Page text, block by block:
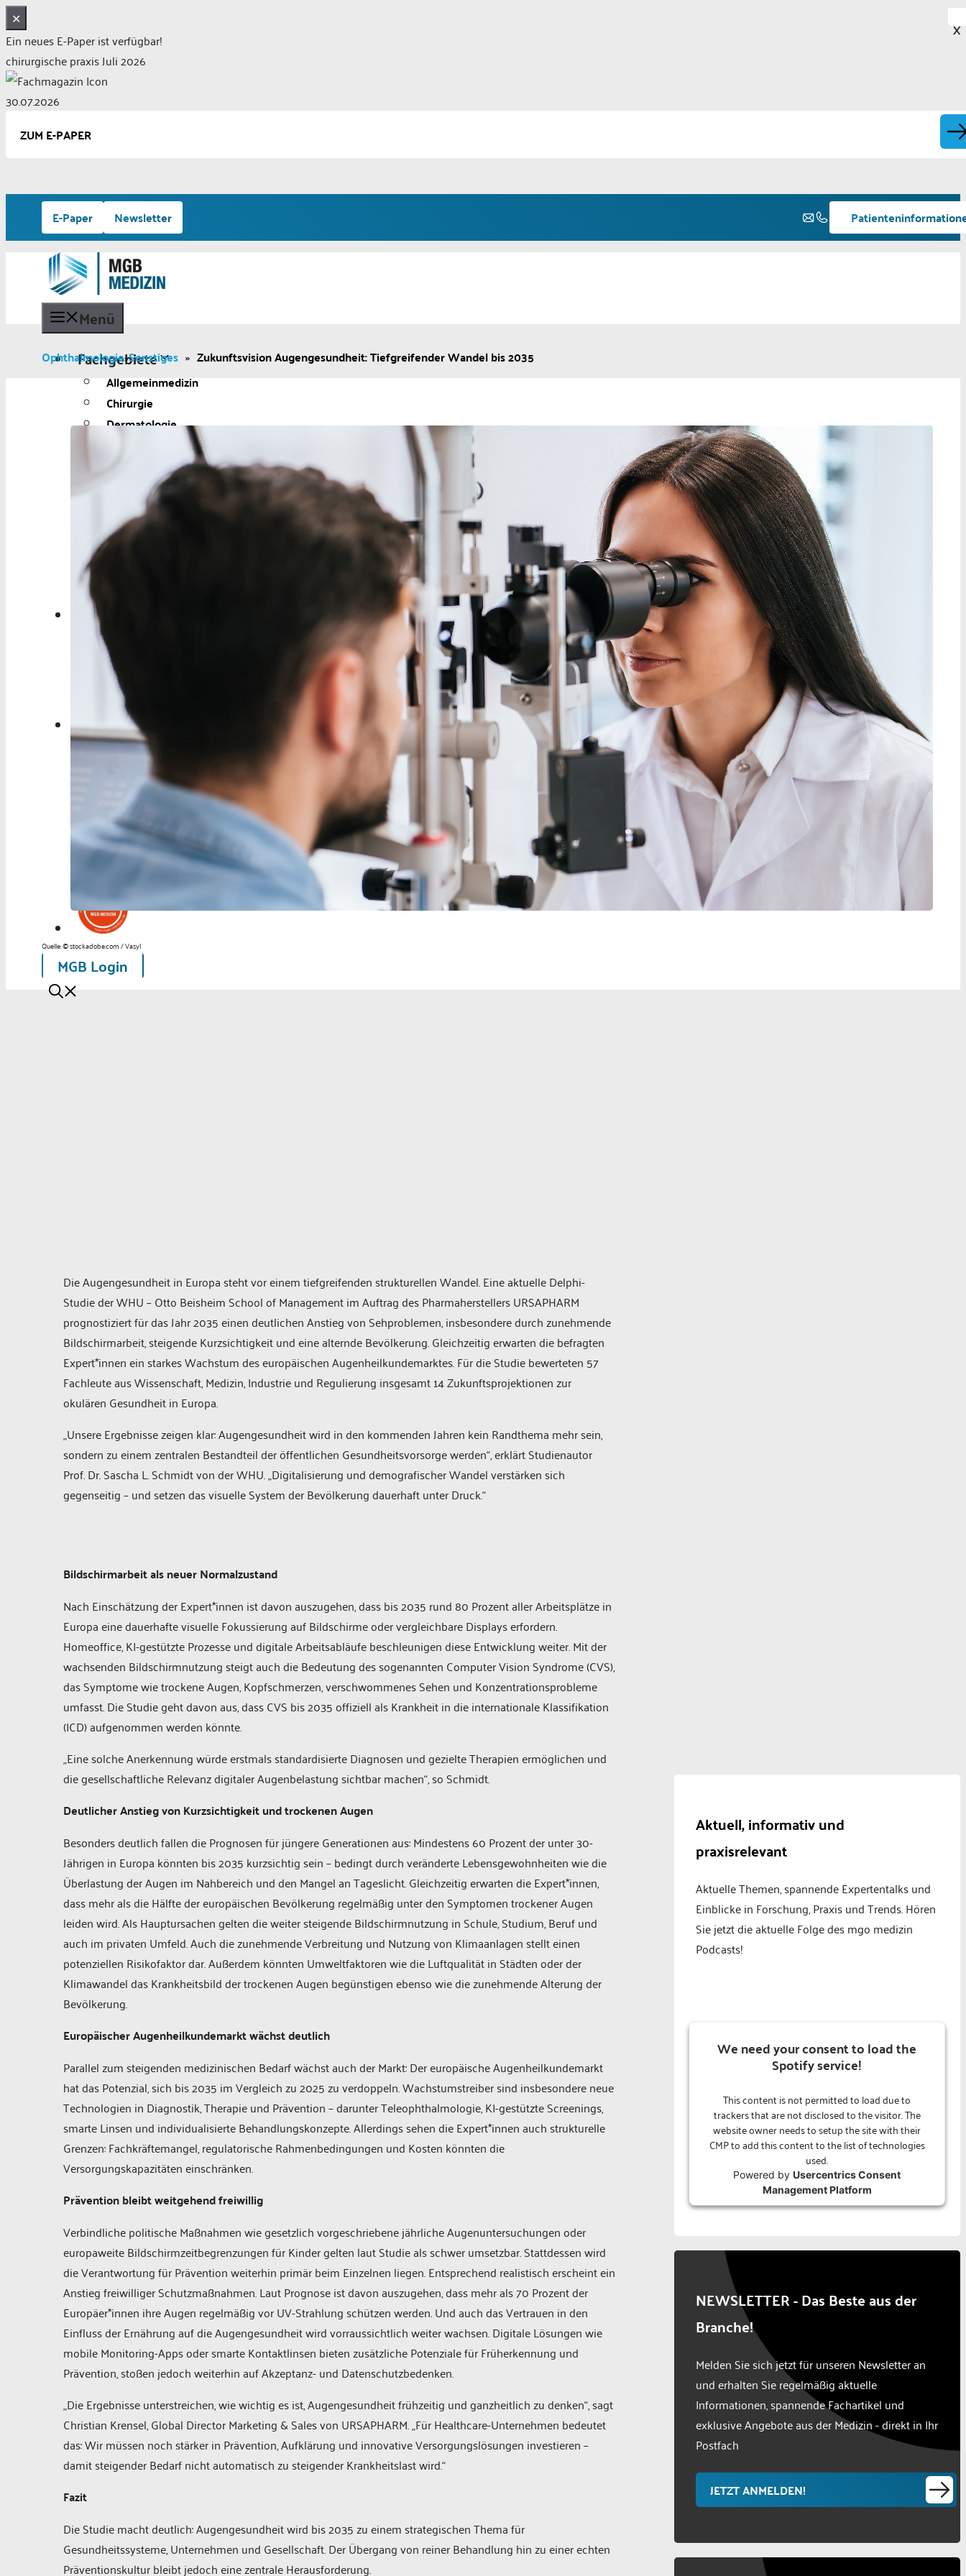
✕
Ein neues E-Paper ist verfügbar!
chirurgische praxis Juli 2026
30.07.2026
ZUM E-PAPER
springen
E-Paper Newsletter
Menü
Fachgebiete
Allgemeinmedizin
Chirurgie
Dermatologie
Gynäkologie
Kardiologie
Neurologie und Psychiatrie
Onkologie
Ophthalmologie
Aktuelles
Berufspolitik
Personalia
Panorama
Service
Kongress
Aus der Industrie
Videos
Podcast
Veranstaltungen
Zahlen | Daten | Fakten
MGB Login
Ophthalmologie»Sonstiges » Zukunftsvision Augengesundheit: Tiefgreifender Wandel bis 2035
Quelle: © stockadobe.com / Vasyl
Die Augengesundheit in Europa steht vor einem tiefgreifenden strukturellen Wandel. Eine aktuelle Delphi-
Studie der WHU – Otto Beisheim School of Management im Auftrag des Pharmaherstellers URSAPHARM
prognostiziert für das Jahr 2035 einen deutlichen Anstieg von Sehproblemen, insbesondere durch zunehmende
Bildschirmarbeit, steigende Kurzsichtigkeit und eine alternde Bevölkerung. Gleichzeitig erwarten die befragten
Expert*innen ein starkes Wachstum des europäischen Augenheilkundemarktes. Für die Studie bewerteten 57
Fachleute aus Wissenschaft, Medizin, Industrie und Regulierung insgesamt 14 Zukunftsprojektionen zur
okulären Gesundheit in Europa.
„Unsere Ergebnisse zeigen klar: Augengesundheit wird in den kommenden Jahren kein Randthema mehr sein,
sondern zu einem zentralen Bestandteil der öffentlichen Gesundheitsvorsorge werden“, erklärt Studienautor
Prof. Dr. Sascha L. Schmidt von der WHU. „Digitalisierung und demografischer Wandel verstärken sich
gegenseitig – und setzen das visuelle System der Bevölkerung dauerhaft unter Druck.“
Bildschirmarbeit als neuer Normalzustand
Nach Einschätzung der Expert*innen ist davon auszugehen, dass bis 2035 rund 80 Prozent aller Arbeitsplätze in
Europa eine dauerhafte visuelle Fokussierung auf Bildschirme oder vergleichbare Displays erfordern.
Homeoffice, KI-gestützte Prozesse und digitale Arbeitsabläufe beschleunigen diese Entwicklung weiter. Mit der
wachsenden Bildschirmnutzung steigt auch die Bedeutung des sogenannten Computer Vision Syndrome (CVS),
das Symptome wie trockene Augen, Kopfschmerzen, verschwommenes Sehen und Konzentrationsprobleme
umfasst. Die Studie geht davon aus, dass CVS bis 2035 offiziell als Krankheit in die internationale Klassifikation
(ICD) aufgenommen werden könnte.
„Eine solche Anerkennung würde erstmals standardisierte Diagnosen und gezielte Therapien ermöglichen und
die gesellschaftliche Relevanz digitaler Augenbelastung sichtbar machen“, so Schmidt.
Deutlicher Anstieg von Kurzsichtigkeit und trockenen Augen
Besonders deutlich fallen die Prognosen für jüngere Generationen aus: Mindestens 60 Prozent der unter 30-
Jährigen in Europa könnten bis 2035 kurzsichtig sein – bedingt durch veränderte Lebensgewohnheiten wie die
Überlastung der Augen im Nahbereich und den Mangel an Tageslicht. Gleichzeitig erwarten die Expert*innen,
dass mehr als die Hälfte der europäischen Bevölkerung regelmäßig unter den Symptomen trockener Augen
leiden wird. Als Hauptursachen gelten die weiter steigende Bildschirmnutzung in Schule, Studium, Beruf und
auch im privaten Umfeld. Auch die zunehmende Verbreitung und Nutzung von Klimaanlagen stellt einen
potenziellen Risikofaktor dar. Außerdem könnten Umweltfaktoren wie die Luftqualität in Städten oder der
Klimawandel das Krankheitsbild der trockenen Augen begünstigen ebenso wie die zunehmende Alterung der
Bevölkerung.
Europäischer Augenheilkundemarkt wächst deutlich
Parallel zum steigenden medizinischen Bedarf wächst auch der Markt: Der europäische Augenheilkundemarkt
hat das Potenzial, sich bis 2035 im Vergleich zu 2025 zu verdoppeln. Wachstumstreiber sind insbesondere neue
Technologien in Diagnostik, Therapie und Prävention – darunter Teleophthalmologie, KI-gestützte Screenings,
smarte Linsen und individualisierte Behandlungskonzepte. Allerdings sehen die Expert*innen auch strukturelle
Grenzen: Fachkräftemangel, regulatorische Rahmenbedingungen und Kosten könnten die
Versorgungskapazitäten einschränken.
Prävention bleibt weitgehend freiwillig
Verbindliche politische Maßnahmen wie gesetzlich vorgeschriebene jährliche Augenuntersuchungen oder
europaweite Bildschirmzeitbegrenzungen für Kinder gelten laut Studie als schwer umsetzbar. Stattdessen wird
die Verantwortung für Prävention weiterhin primär beim Einzelnen liegen. Entsprechend realistisch erscheint ein
Anstieg freiwilliger Schutzmaßnahmen. Laut Prognose ist davon auszugehen, dass mehr als 70 Prozent der
Europäer*innen ihre Augen regelmäßig vor UV-Strahlung schützen werden. Und auch das Vertrauen in den
Einfluss der Ernährung auf die Augengesundheit wird vorraussichtlich weiter wachsen. Digitale Lösungen wie
mobile Monitoring-Apps oder smarte Kontaktlinsen bieten zusätzliche Potenziale für Früherkennung und
Prävention, stoßen jedoch weiterhin auf Akzeptanz- und Datenschutzbedenken.
„Die Ergebnisse unterstreichen, wie wichtig es ist, Augengesundheit frühzeitig und ganzheitlich zu denken“, sagt
Christian Krensel, Global Director Marketing & Sales von URSAPHARM. „Für Healthcare-Unternehmen bedeutet
das: Wir müssen noch stärker in Prävention, Aufklärung und innovative Versorgungslösungen investieren –
damit steigender Bedarf nicht automatisch zu steigender Krankheitslast wird.“
Fazit
Die Studie macht deutlich: Augengesundheit wird bis 2035 zu einem strategischen Thema für
Gesundheitssysteme, Unternehmen und Gesellschaft. Der Übergang von reiner Behandlung hin zu einer echten
Präventionskultur bleibt jedoch eine zentrale Herausforderung.
Aktuell, informativ und
praxisrelevant
Aktuelle Themen, spannende Expertentalks und
Einblicke in Forschung, Praxis und Trends. Hören
Sie jetzt die aktuelle Folge des mgo medizin
Podcasts!
We need your consent to load the
Spotify service!
This content is not permitted to load due to
trackers that are not disclosed to the visitor. The
website owner needs to setup the site with their
CMP to add this content to the list of technologies
used.
Powered byUsercentrics Consent
Management Platform
NEWSLETTER - Das Beste aus der
Branche!
Melden Sie sich jetzt für unseren Newsletter an
und erhalten Sie regelmäßig aktuelle
Informationen, spannende Fachartikel und
exklusive Angebote aus der Medizin - direkt in Ihr
Postfach
JETZT ANMELDEN!
X